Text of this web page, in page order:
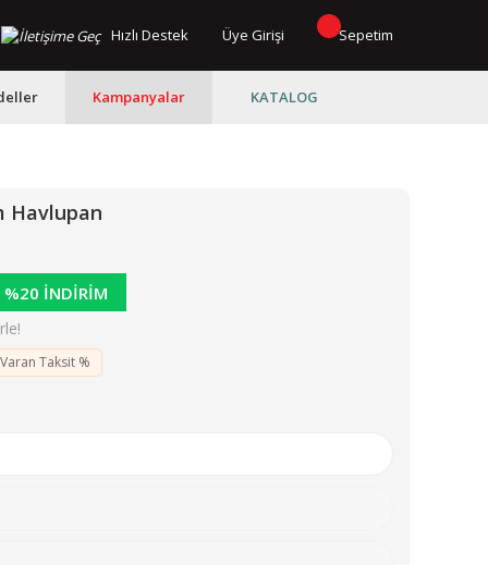
Hızlı Destek Üye Girişi Sepetim
Kampanyalar KATALOG
Havlupan
%20 İNDİRİM
Taksit %